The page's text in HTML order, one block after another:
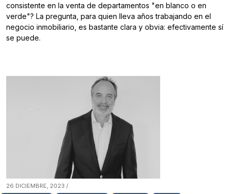
consistente en la venta de departamentos "en blanco o en
verde"? La pregunta, para quien lleva años trabajando en el
negocio inmobiliario, es bastante clara y obvia: efectivamente sí
se puede.
26 DICIEMBRE, 2023 /